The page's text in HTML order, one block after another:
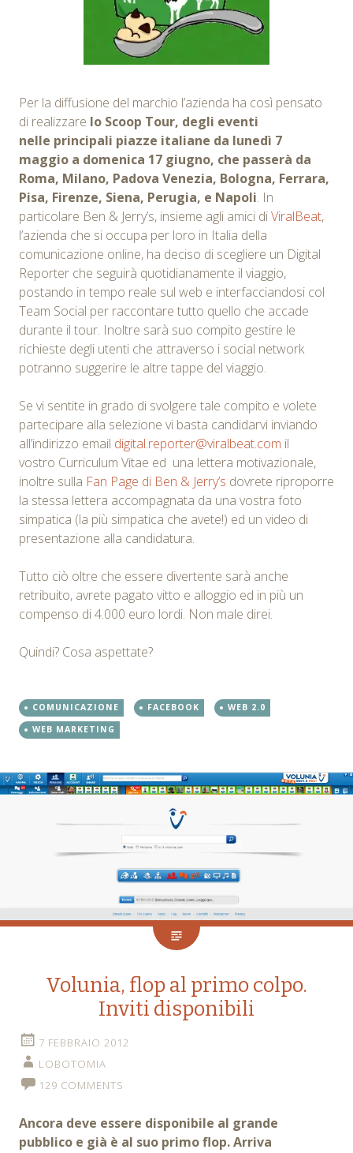
Per la diffusione del marchio l’azienda ha così pensato
di realizzare lo Scoop Tour, degli eventi
nelle principali piazze italiane da lunedì 7
maggio a domenica 17 giugno, che passerà da
Roma, Milano, Padova Venezia, Bologna, Ferrara,
Pisa, Firenze, Siena, Perugia, e Napoli. In
particolare Ben & Jerry’s, insieme agli amici diViralBeat,
l’azienda che si occupa per loro in Italia della
comunicazione online, ha deciso di scegliere un Digital
Reporter che seguirà quotidianamente il viaggio,
postando in tempo reale sul web e interfacciandosi col
Team Social per raccontare tutto quello che accade
durante il tour. Inoltre sarà suo compito gestire le
richieste degli utenti che attraverso i social network
potranno suggerire le altre tappe del viaggio.
Se vi sentite in grado di svolgere tale compito e volete
partecipare alla selezione vi basta candidarvi inviando
all’indirizzo email digital.reporter@viralbeat.com il
vostro Curriculum Vitae ed una lettera motivazionale,
inoltre sulla Fan Page di Ben & Jerry’s dovrete riproporre
la stessa lettera accompagnata da una vostra foto
simpatica (la più simpatica che avete!) ed un video di
presentazione alla candidatura.
Tutto ciò oltre che essere divertente sarà anche
retribuito, avrete pagato vitto e alloggio ed in più un
compenso di 4.000 euro lordi. Non male direi.
Quindi? Cosa aspettate?
COMUNICAZIONE FACEBOOK
WEB 2.0
WEB MARKETING
Volunia, flop al primo colpo.
Inviti disponibili
7 FEBBRAIO 2012
LOBOTOMIA
129 COMMENTS
Ancora deve essere disponibile al grande
pubblico e già è al suo primo flop. Arriva